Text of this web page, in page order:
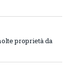
proprietà da